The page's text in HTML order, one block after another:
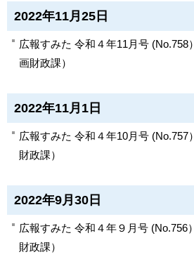
2022年11月25日
広報すみた 令和４年11月号 (No.758）
画財政課）
2022年11月1日
広報すみた 令和４年10月号 (No.757）
財政課）
2022年9月30日
広報すみた 令和４年９月号 (No.756）
財政課）